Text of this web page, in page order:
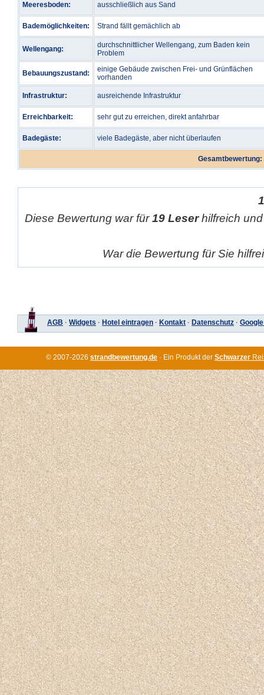
Meeresboden: ausschließlich aus Sand
Bademöglichkeiten: Strand fällt gemächlich ab
Wellengang:
durchschnittlicher Wellengang, zum Baden kein
Problem
Bebauungszustand:
einige Gebäude zwischen Frei- und Grünflächen
vorhanden
Infrastruktur: ausreichende Infrastruktur
Erreichbarkeit: sehr gut zu erreichen, direkt anfahrbar
Badegäste: viele Badegäste, aber nicht überlaufen
Gesamtbewertung:
Diese Bewertung war für19 Leserhilfreich
War die Bewertung für Sie
AGB · Widgets · Hotel eintragen · Kontakt · Datenschutz ·
© 2007-2026 strandbewertung.de · Ein Produkt der Schwarzer